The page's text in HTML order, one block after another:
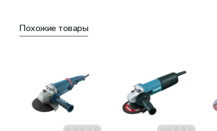
Похожие товары